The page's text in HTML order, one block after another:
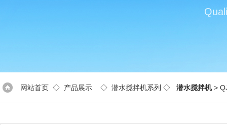
网站首页 ◇ 产品展示 ◇ 潜水搅拌机系列 ◇ 潜水搅拌机>